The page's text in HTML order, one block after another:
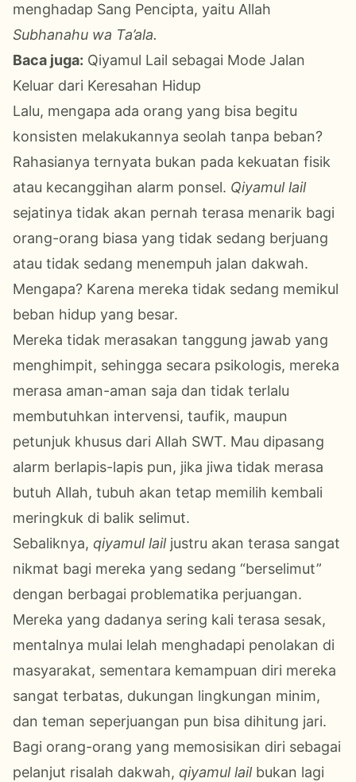
menghadap Sang Pencipta, yaitu Allah
Subhanahu wa Ta’ala.
Baca juga: Qiyamul Lail sebagai Mode Jalan
Keluar dari Keresahan Hidup
Lalu, mengapa ada orang yang bisa begitu
konsisten melakukannya seolah tanpa beban?
Rahasianya ternyata bukan pada kekuatan fisik
atau kecanggihan alarm ponsel. Qiyamul lail
sejatinya tidak akan pernah terasa menarik bagi
orang-orang biasa yang tidak sedang berjuang
atau tidak sedang menempuh jalan dakwah.
Mengapa? Karena mereka tidak sedang memikul
beban hidup yang besar.
Mereka tidak merasakan tanggung jawab yang
menghimpit, sehingga secara psikologis, mereka
merasa aman-aman saja dan tidak terlalu
membutuhkan intervensi, taufik, maupun
petunjuk khusus dari Allah SWT. Mau dipasang
alarm berlapis-lapis pun, jika jiwa tidak merasa
butuh Allah, tubuh akan tetap memilih kembali
meringkuk di balik selimut.
Sebaliknya, qiyamul lailjustru akan terasa sangat
nikmat bagi mereka yang sedang “berselimut”
dengan berbagai problematika perjuangan.
Mereka yang dadanya sering kali terasa sesak,
mentalnya mulai lelah menghadapi penolakan di
masyarakat, sementara kemampuan diri mereka
sangat terbatas, dukungan lingkungan minim,
dan teman seperjuangan pun bisa dihitung jari.
Bagi orang-orang yang memosisikan diri sebagai
pelanjut risalah dakwah, qiyamul lailbukan lagi